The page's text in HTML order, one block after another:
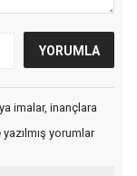
imalar, inançlara
yorumlar